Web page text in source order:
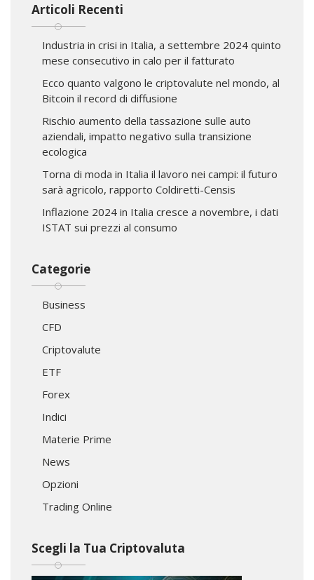
Articoli Recenti
Industria in crisi in Italia, a settembre 2024 quinto
mese consecutivo in calo per il fatturato
Ecco quanto valgono le criptovalute nel mondo, al
Bitcoin il record di diffusione
Rischio aumento della tassazione sulle auto
aziendali, impatto negativo sulla transizione
ecologica
Torna di moda in Italia il lavoro nei campi: il futuro
sarà agricolo, rapporto Coldiretti-Censis
Inflazione 2024 in Italia cresce a novembre, i dati
ISTAT sui prezzi al consumo
Categorie
Business
CFD
Criptovalute
ETF
Forex
Indici
Materie Prime
News
Opzioni
Trading Online
Scegli la Tua Criptovaluta